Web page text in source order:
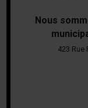
Nous
423 Rue